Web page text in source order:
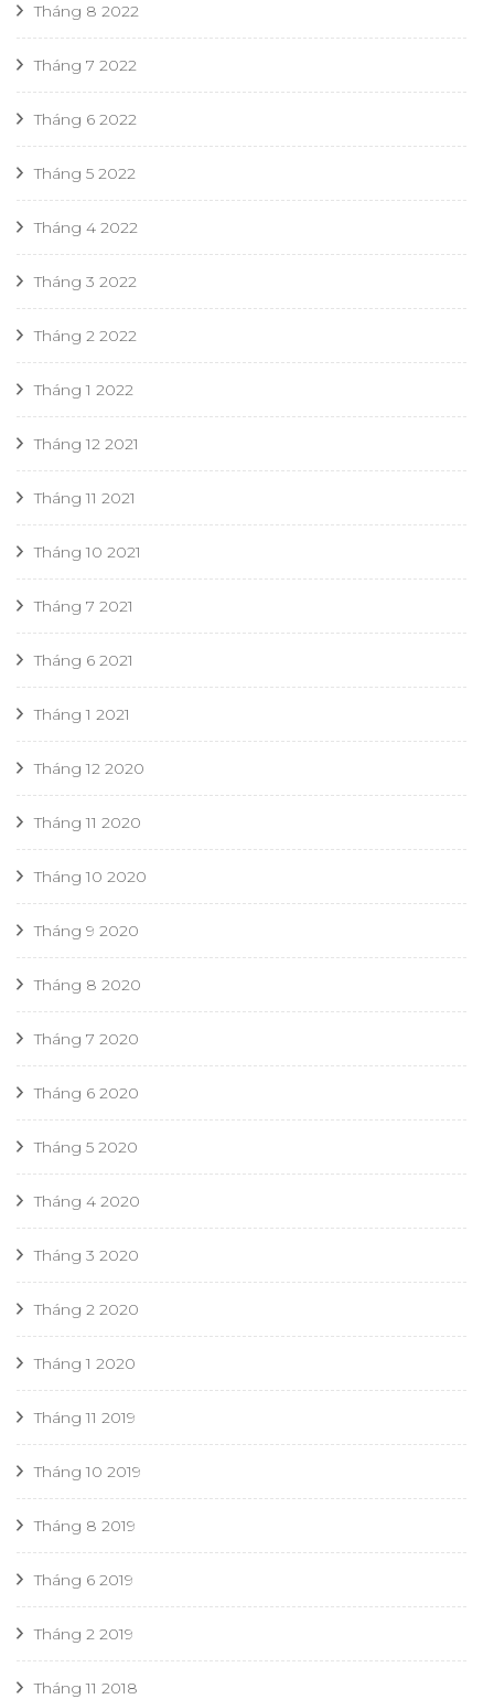
Tháng 8 2022
Tháng 7 2022
Tháng 6 2022
Tháng 5 2022
Tháng 4 2022
Tháng 3 2022
Tháng 2 2022
Tháng 1 2022
Tháng 12 2021
Tháng 11 2021
Tháng 10 2021
Tháng 7 2021
Tháng 6 2021
Tháng 1 2021
Tháng 12 2020
Tháng 11 2020
Tháng 10 2020
Tháng 9 2020
Tháng 8 2020
Tháng 7 2020
Tháng 6 2020
Tháng 5 2020
Tháng 4 2020
Tháng 3 2020
Tháng 2 2020
Tháng 1 2020
Tháng 11 2019
Tháng 10 2019
Tháng 8 2019
Tháng 6 2019
Tháng 2 2019
Tháng 11 2018